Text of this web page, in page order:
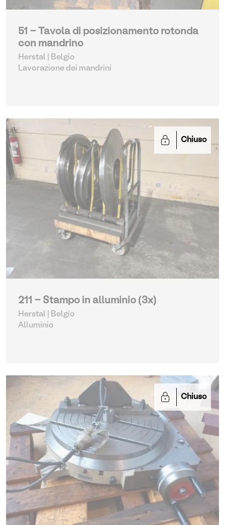
51 - Tavola di posizionamento rotonda
con mandrino
Herstal | Belgio
Lavorazione dei mandrini
Chiuso
211 - Stampo in alluminio (3x)
Herstal | Belgio
Alluminio
Chiuso